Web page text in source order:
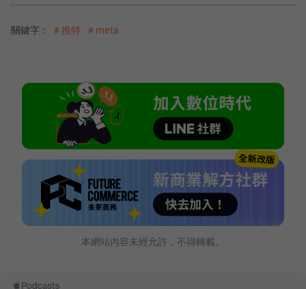
關鍵字： ＃推特 ＃meta
本網站內容未經允許，不得轉載。